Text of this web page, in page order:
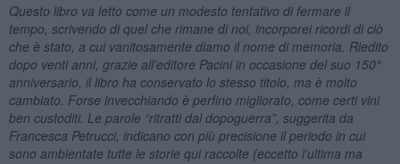
Questo libro va letto come un modesto tentativo di fermare il
tempo, scrivendo di quel che rimane di noi, incorporei ricordi di ciò
che è stato, a cui vanitosamente diamo il nome di memoria. Riedito
dopo venti anni, grazie all’editore Pacini in occasione del suo 150°
anniversario, il libro ha conservato lo stesso titolo, ma è molto
cambiato. Forse invecchiando è perfino migliorato, come certi vini
ben custoditi. Le parole “ritratti dal dopoguerra”, suggerita da
Francesca Petrucci, indicano con più precisione il periodo in cui
sono ambientate tutte le storie qui raccolte (eccetto l’ultima ma